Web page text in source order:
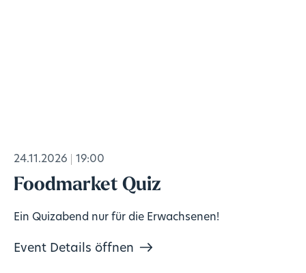
24.11.2026 19:00
Foodmarket Quiz
Ein Quizabend nur für die Erwachsenen!
Event Details öffnen